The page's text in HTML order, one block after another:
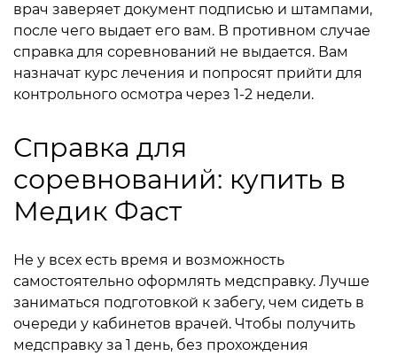
врач заверяет документ подписью и штампами,
после чего выдает его вам. В противном случае
справка для соревнований не выдается. Вам
назначат курс лечения и попросят прийти для
контрольного осмотра через 1-2 недели.
Справка для
соревнований: купить в
Медик Фаст
Не у всех есть время и возможность
самостоятельно оформлять медсправку. Лучше
заниматься подготовкой к забегу, чем сидеть в
очереди у кабинетов врачей. Чтобы получить
медсправку за 1 день, без прохождения